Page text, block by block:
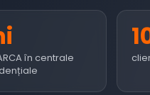
în centrale